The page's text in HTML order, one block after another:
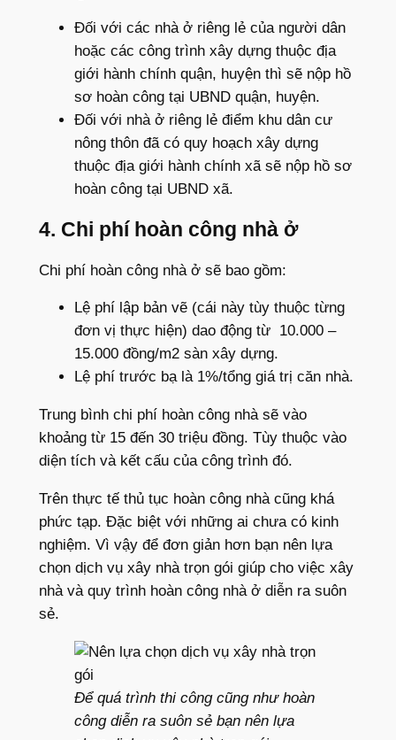
Đối với các nhà ở riêng lẻ của người dân
hoặc các công trình xây dựng thuộc địa
giới hành chính quận, huyện thì sẽ nộp hồ
sơ hoàn công tại UBND quận, huyện.
Đối với nhà ở riêng lẻ điểm khu dân cư
nông thôn đã có quy hoạch xây dựng
thuộc địa giới hành chính xã sẽ nộp hồ sơ
hoàn công tại UBND xã.
4. Chi phí hoàn công nhà ở
Chi phí hoàn công nhà ở sẽ bao gồm:
Lệ phí lập bản vẽ (cái này tùy thuộc từng
đơn vị thực hiện) dao động từ 10.000 –
15.000 đồng/m2 sàn xây dựng.
Lệ phí trước bạ là 1%/tổng giá trị căn nhà.
Trung bình chi phí hoàn công nhà sẽ vào
khoảng từ 15 đến 30 triệu đồng. Tùy thuộc vào
diện tích và kết cấu của công trình đó.
Trên thực tế thủ tục hoàn công nhà cũng khá
phức tạp. Đặc biệt với những ai chưa có kinh
nghiệm. Vì vậy để đơn giản hơn bạn nên lựa
chọn dịch vụ xây nhà trọn gói giúp cho việc xây
nhà và quy trình hoàn công nhà ở diễn ra suôn
sẻ.
Để quá trình thi công cũng như hoàn
công diễn ra suôn sẻ bạn nên lựa